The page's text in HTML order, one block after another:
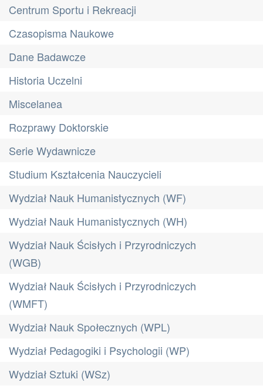
Centrum Sportu i Rekreacji
Czasopisma Naukowe
Dane Badawcze
Historia Uczelni
Miscelanea
Rozprawy Doktorskie
Serie Wydawnicze
Studium Kształcenia Nauczycieli
Wydział Nauk Humanistycznych (WF)
Wydział Nauk Humanistycznych (WH)
Wydział Nauk Ścisłych i Przyrodniczych
(WGB)
Wydział Nauk Ścisłych i Przyrodniczych
(WMFT)
Wydział Nauk Społecznych (WPL)
Wydział Pedagogiki i Psychologii (WP)
Wydział Sztuki (WSz)